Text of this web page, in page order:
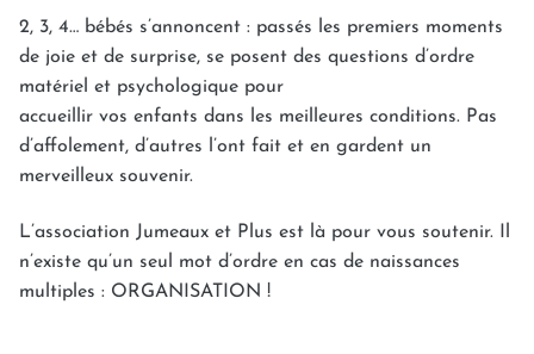
2, 3, 4… bébés s’annoncent : passés les premiers moments
de joie et de surprise, se posent des questions d’ordre
matériel et psychologique pour
accueillir vos enfants dans les meilleures conditions. Pas
d’affolement, d’autres l’ont fait et en gardent un
merveilleux souvenir.
L’association Jumeaux et Plus est là pour vous soutenir. Il
n’existe qu’un seul mot d’ordre en cas de naissances
multiples : ORGANISATION !